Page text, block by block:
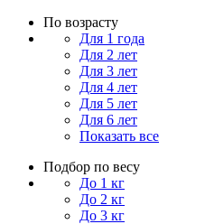
По возрасту
Для 1 года
Для 2 лет
Для 3 лет
Для 4 лет
Для 5 лет
Для 6 лет
Показать все
Подбор по весу
До 1 кг
До 2 кг
До 3 кг